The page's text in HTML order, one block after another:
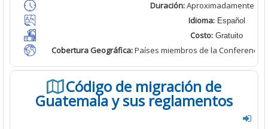
Duración:Aproximadamente
Idioma:Español
Costo: Gratuito
Cobertura Geográfica:Países miembros de la Conferencia
Código de migración de
Guatemala y sus reglamentos